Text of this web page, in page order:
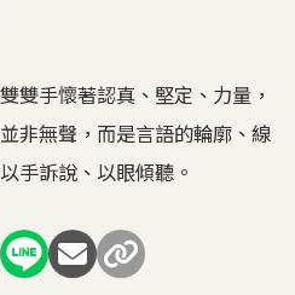
手懷著認真、堅定、力量，
非無聲，而是言語的輪廓、線
手訴說、以眼傾聽。